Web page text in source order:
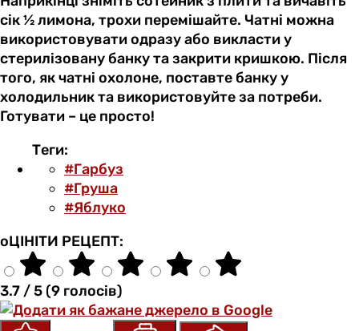
сік ½ лимона, трохи перемішайте. Чатні можна
використовувати одразу або викласти у
стерилізовану банку та закрити кришкою. Після
того, як чатні охолоне, поставте банку у
холодильник та використовуйте за потреби.
Готувати – це просто!
Теги:
#Гарбуз
#Груша
#Яблуко
оЦІНІТИ РЕЦЕПТ:
3.7 / 5 (9 голосів)